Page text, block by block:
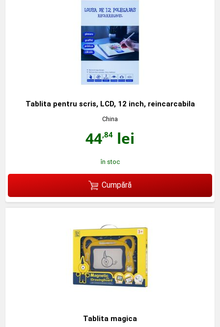
Tablita pentru scris, LCD, 12 inch, reincarcabila
China
44,84 lei
în stoc
Cumpără
Tablita magica